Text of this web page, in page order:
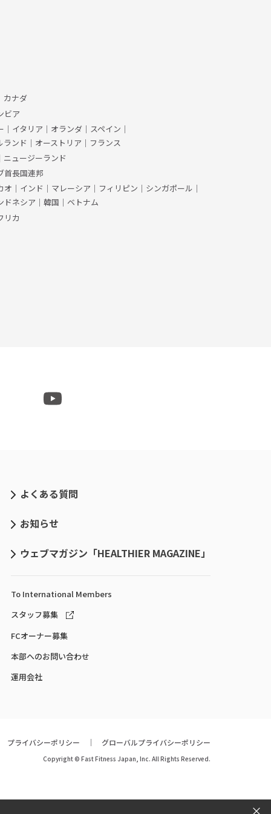
カナダ
ビア
｜ イタリア ｜ オランダ ｜ スペイン ｜
ランド ｜ オーストリア ｜ フランス
ニュージーランド
首長国連邦
オ ｜ インド ｜ マレーシア ｜ フィリピン ｜ シンガポール ｜
ドネシア ｜ 韓国 ｜ ベトナム
リカ
よくある質問
お知らせ
ウェブマガジン「HEALTHIER MAGAZINE」
To International Members
スタッフ募集
FCオーナー募集
本部へのお問い合わせ
運用会社
プライバシーポリシー グローバルプライバシーポリシー
Copyright © Fast Fitness Japan, Inc. All Rights Reserved.